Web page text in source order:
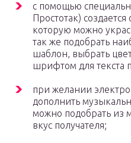
с помощью
Простотак)
которую можно
так же подобрать
шаблон, выбрать
шрифтом для текста
при желании
дополнить
можно подобрать из
вкус получателя;